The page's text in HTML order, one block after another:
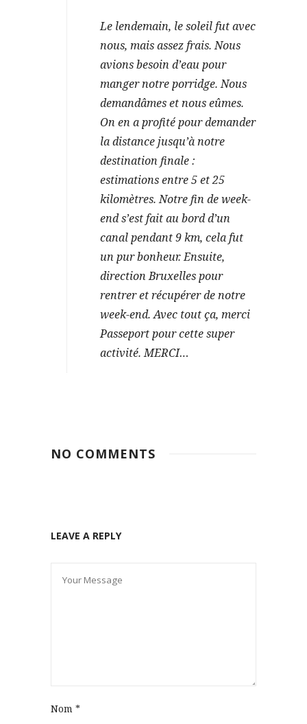
Le lendemain, le soleil fut avec
nous, mais assez frais. Nous
avions besoin d’eau pour
manger notre porridge. Nous
demandâmes et nous eûmes.
On en a profité pour demander
la distance jusqu’à notre
destination finale :
estimations entre 5 et 25
kilomètres. Notre fin de week-
end s’est fait au bord d’un
canal pendant 9 km, cela fut
un pur bonheur. Ensuite,
direction Bruxelles pour
rentrer et récupérer de notre
week-end. Avec tout ça, merci
Passeport pour cette super
activité. MERCI…
NO COMMENTS
LEAVE A REPLY
Nom *